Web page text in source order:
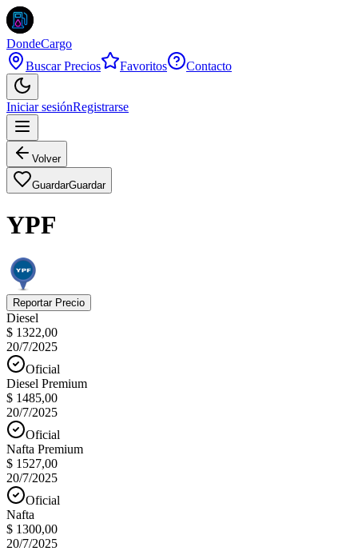
DondeCargo
Buscar Precios
Favoritos Contacto
Iniciar sesiónRegistrarse
Volver
GuardarGuardar
YPF
Reportar Precio
Diesel
$ 1322,00
20/7/2025
Oficial
Diesel Premium
$ 1485,00
20/7/2025
Oficial
Nafta Premium
$ 1527,00
20/7/2025
Oficial
Nafta
$ 1300,00
20/7/2025